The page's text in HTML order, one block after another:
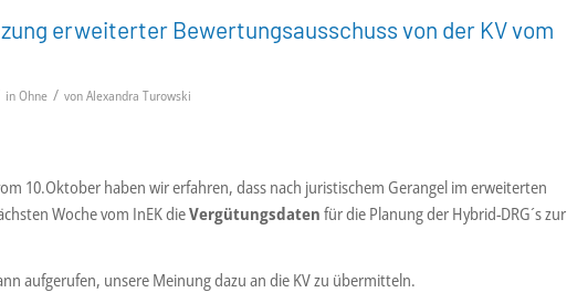
erweiterter Bewertungsausschuss von der KV vom
inOhne / vonAlexandra Turowski
10.Oktober haben wir erfahren, dass nach juristischem Gerangel im erweiterten
Woche vom InEK dieVergütungsdaten für die Planung der Hybrid-DRG´s zur
aufgerufen, unsere Meinung dazu an die KV zu übermitteln.